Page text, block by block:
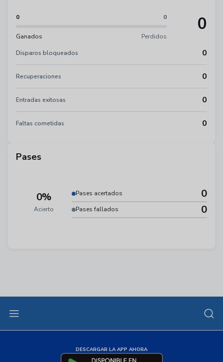
0 0
Ganados Perdidos
0
Disparos bloqueados 0
Recuperaciones 0
Entradas exitosas 0
Faltas cometidas 0
Pases
0%
Acierto
Pases acertados 0
Pases fallados 0
DESCARGAR LA APP AHORA